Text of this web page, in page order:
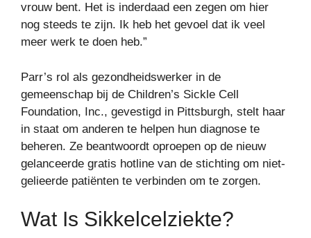
vrouw bent. Het is inderdaad een zegen om hier
nog steeds te zijn. Ik heb het gevoel dat ik veel
meer werk te doen heb.”
Parr’s rol als gezondheidswerker in de
gemeenschap bij de Children’s Sickle Cell
Foundation, Inc., gevestigd in Pittsburgh, stelt haar
in staat om anderen te helpen hun diagnose te
beheren. Ze beantwoordt oproepen op de nieuw
gelanceerde gratis hotline van de stichting om niet-
gelieerde patiënten te verbinden om te zorgen.
Wat Is Sikkelcelziekte?